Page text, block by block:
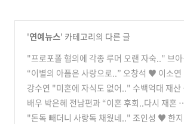
'연예뉴스' 카테고리의 다른 글
"프로포폴 혐의에 각종 루머 오랜 자숙.." 브
가인 4년만에 모습 드러냈는데 사뭇 달리진 충
적인 근황에 모두 깜짝
(0)
“이별의 아픔은 사랑으로..” 오창석 ♥ 이소연
짝 만남 소식에 모두 축하 (0)
강수연 "미혼에 자식도 없어.." 수백억대 재산
속자 충격적인 정체
(0)
배우 박은혜 전남편과 “이혼 후회..다시 재혼
한다” 충격 발언한 이유
(1)
"돈독 빼더니 사랑독 채웠네.." 조인성 ♥ 한